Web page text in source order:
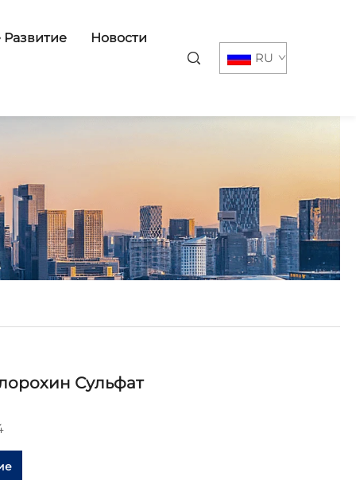
Развитие Новости
RU
Сульфат